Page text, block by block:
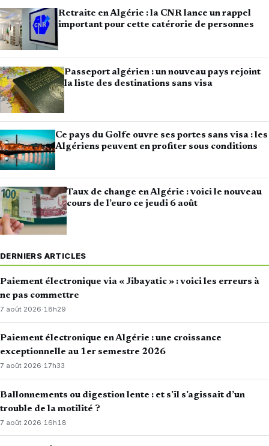
Retraite en Algérie : la CNR lance un rappel
important pour cette catérorie de personnes
Passeport algérien : un nouveau pays rejoint
la liste des destinations sans visa
Ce pays du Golfe ouvre ses portes sans visa : les
Algériens peuvent en profiter sous conditions
Taux de change en Algérie : voici le nouveau
cours de l’euro ce jeudi 6 août
DERNIERS ARTICLES
Paiement électronique via « Jibayatic » : voici les erreurs à
ne pas commettre
7 août 2026· 18h29
Paiement électronique en Algérie : une croissance
exceptionnelle au 1er semestre 2026
7 août 2026·17h33
Ballonnements ou digestion lente : et s’il s’agissait d’un
trouble de la motilité ?
7 août 2026· 16h18